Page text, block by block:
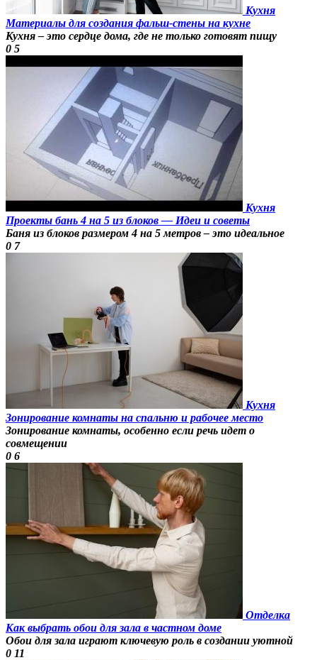
Кухня
Материалы для создания фальш-стены на кухне
Кухня – это сердце дома, где не только готовят пищу
0 5
Кухня
Проекты бань 4 на 5 из блоков — Идеи и советы
Баня из блоков размером 4 на 5 метров – это идеальное
0 7
Кухня
Зонирование комнаты на спальню и рабочее место
Зонирование комнаты, особенно если речь идет о
совмещении
0 6
Отделка
Как выбрать обои для зала в частном доме
Обои для зала играют ключевую роль в создании уютной
0 11